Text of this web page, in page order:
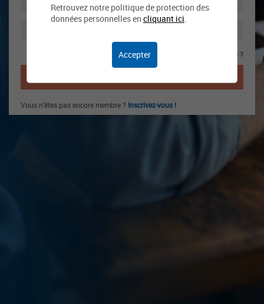
Retrouvez notre politique de protection des
données personnelles en cliquant ici.
Accepter Mot de passe oublié ?
Vous n'êtes pas encore membre ? Inscrivez-vous !